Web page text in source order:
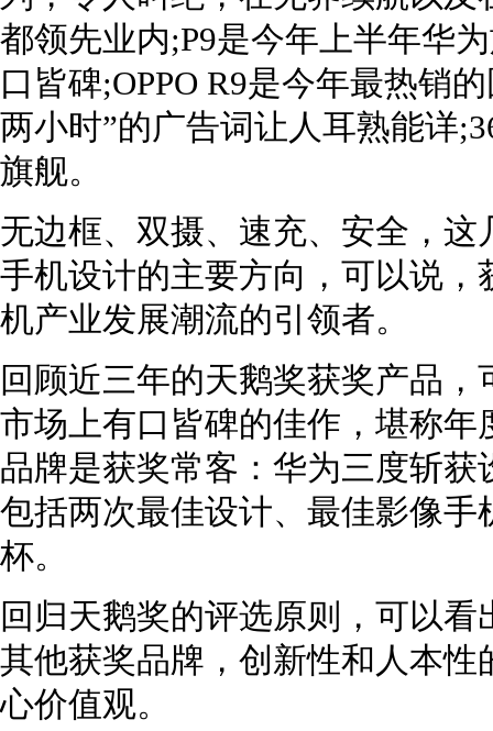
都领先业内;P9是今年上半年华
口皆碑;OPPO R9是今年最热销
两小时”的广告词让人耳熟能详
旗舰。
无边框、双摄、速充、安全，
手机设计的主要方向，可以说
机产业发展潮流的引领者。
回顾近三年的天鹅奖获奖产品
市场上有口皆碑的佳作，堪称
品牌是获奖常客：华为三度斩
包括两次最佳设计、最佳影像
杯。
回归天鹅奖的评选原则，可以
其他获奖品牌，创新性和人本
心价值观。